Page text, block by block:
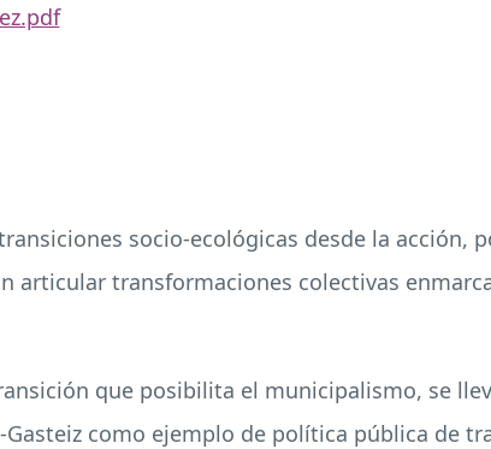
socio-ecológicas desde la acción,
articular transformaciones colectivas
que posibilita el municipalismo, se
como ejemplo de política pública de